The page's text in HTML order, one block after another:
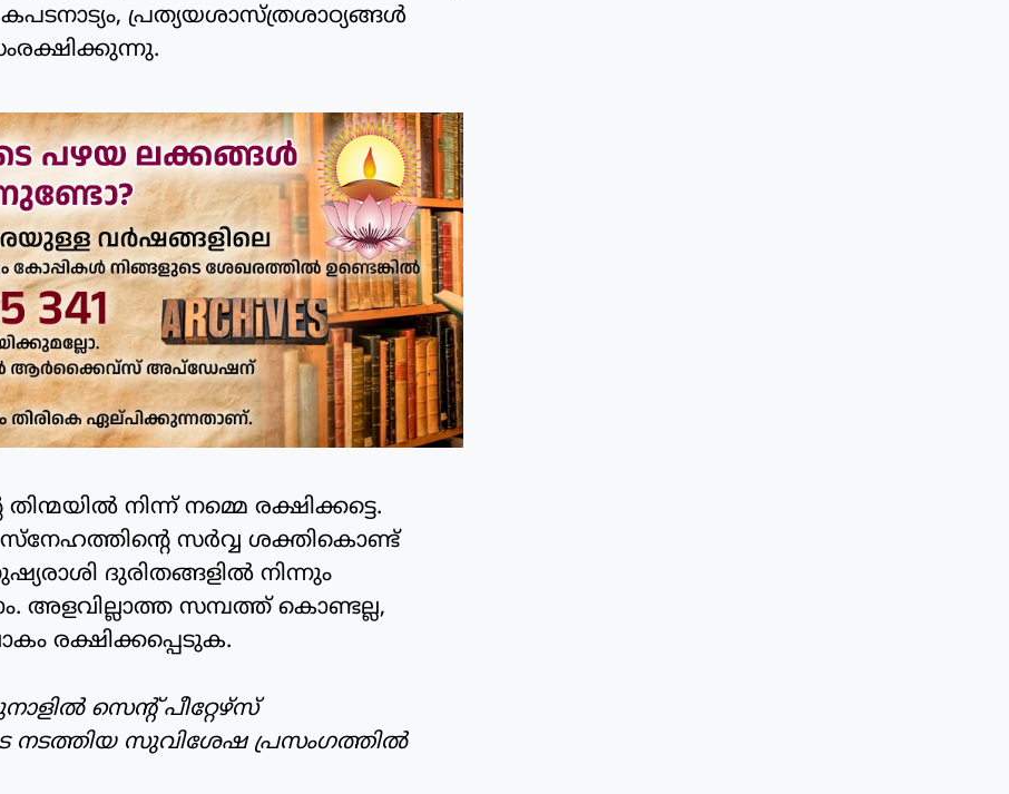
പ്രത്യയശാസ്ത്രശാഠ്യങ്ങള്‍
നിന്ന് നമ്മെ രക്ഷിക്കട്ടെ.
സര്‍വ്വ ശക്തികൊണ്ട്
ദുരിതങ്ങളില്‍ നിന്നും
അളവില്ലാത്ത സമ്പത്ത് കൊണ്ടല്ല,
രക്ഷിക്കപ്പെടുക.
സെന്റ് പീറ്റേഴ്‌സ്
നടത്തിയ സുവിശേഷ പ്രസംഗത്തില്‍